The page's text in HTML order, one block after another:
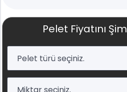
Pelet Fiyatını